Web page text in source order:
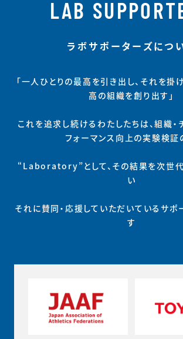
LAB
ラボサポーターズにつ
「一人ひとりの最高を引き出し、それを掛
高の組織を創り出す」
これを追求し続けるわたしたちは、組織・
フォーマンス向上の実験検証
“Laboratory”として、その結果を次世
い
それに賛同・応援していただいているサポ
す